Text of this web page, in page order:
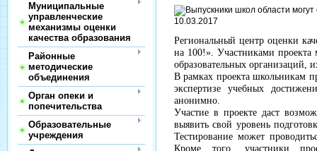
Муниципальные
управленческие
механизмы оценки
качества образования
Районные
методические
объединения
Орган опеки и
попечительства
Образовательные
учреждения
10.03.2017
Региональный центр оценки
на 100!». Участниками проекта
образовательных организаций,
В рамках проекта школьникам
экспертизе учебных
анонимно.
Участие в проекте даст
выявить свой уровень
Тестирование может
Кроме того, участники